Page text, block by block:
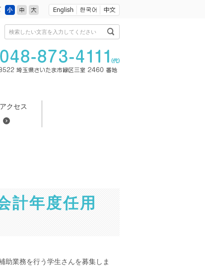
小 中 大
検索したい文言を入力してください
クセス
計年度任用
助業務を行う学生さんを募集しま